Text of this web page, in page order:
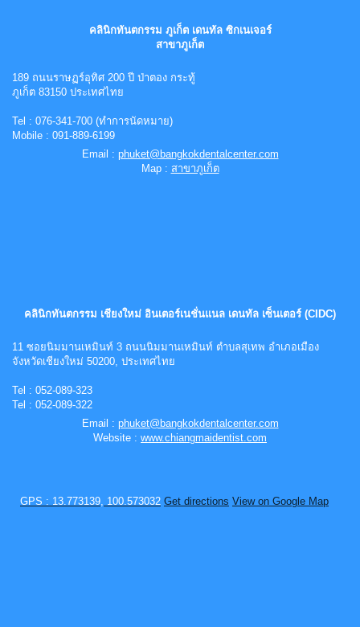
คลินิกทันตกรรม ภูเก็ต เดนทัล ซิกเนเจอร์
สาขาภูเก็ต
189 ถนนราษฏร์อุทิศ 200 ปี ป่าตอง กระทู้
ภูเก็ต 83150 ประเทศไทย
Tel : 076-341-700 (ทำการนัดหมาย)
Mobile : 091-889-6199
Email : phuket@bangkokdentalcenter.com
Map : สาขาภูเก็ต
คลินิกทันตกรรม เชียงใหม่ อินเตอร์เนชั่นแนล เดนทัล เซ็นเตอร์ (CIDC)
11 ซอยนิมมานเหมินท์ 3 ถนนนิมมานเหมินท์ ตำบลสุเทพ อำเภอเมือง
จังหวัดเชียงใหม่ 50200, ประเทศไทย
Tel : 052-089-323
Tel : 052-089-322
Email : phuket@bangkokdentalcenter.com
Website : www.chiangmaidentist.com
GPS : 13.773139, 100.573032 Get directions View on Google Map